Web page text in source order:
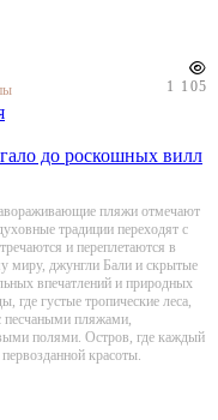
1 105
до роскошных вилл
пляжи отмечают
традиции переходят с
и переплетаются в
миру, джунгли Бали и скрытые
впечатлений и природных
густые тропические леса,
песчаными пляжами,
полями. Остров, где каждый
красоты.